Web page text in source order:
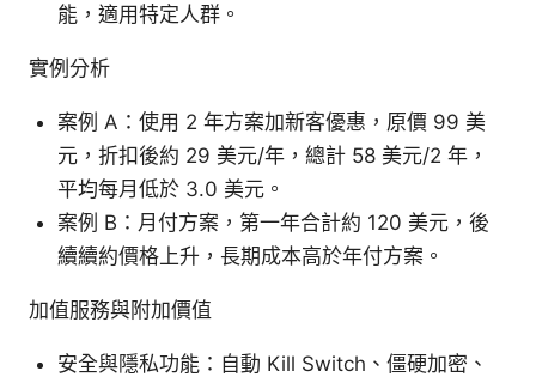
能，適用特定人群。
實例分析
案例 A：使用 2 年方案加新客優惠，原價 99 美
元，折扣後約 29 美元/年，總計 58 美元/2 年，
平均每月低於 3.0 美元。
案例 B：月付方案，第一年合計約 120 美元，後
續續約價格上升，長期成本高於年付方案。
加值服務與附加價值
安全與隱私功能：自動 Kill Switch、僵硬加密、